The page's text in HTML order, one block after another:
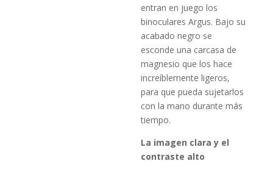
entran en juego los
binoculares Argus. Bajo su
acabado negro se
esconde una carcasa de
magnesio que los hace
increíblemente ligeros,
para que pueda sujetarlos
con la mano durante más
tiempo.
La imagen clara y el
contraste alto